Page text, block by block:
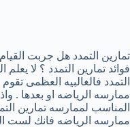
تمارين التمدد هل جربت
فوائد تمارين التمدد ؟ لا
التمدد فالغالبيه العظمى
ممارسه الرياضه او بعدها .
المناسب لممارسه تمارين
ممارسه الرياضه فانك لست